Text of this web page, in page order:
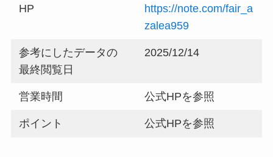
HP
https://note.com/fair_a
zalea959
参考にしたデータの
最終閲覧日
2025/12/14
営業時間 公式HPを参照
ポイント 公式HPを参照